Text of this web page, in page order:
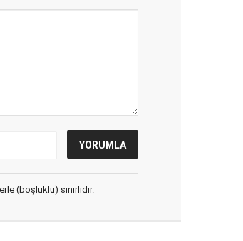
(boşluklu) sınırlıdır.